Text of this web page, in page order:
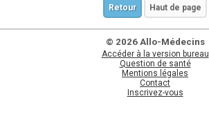
Retour Haut de page
© 2026 Allo-Médecins
Accéder à la version bureau
Question de santé
Mentions légales
Contact
Inscrivez-vous